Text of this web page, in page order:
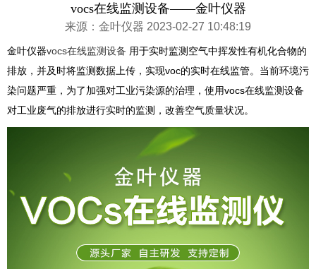
vocs在线监测设备——金叶仪器
来源：金叶仪器 2023-02-27 10:48:19
金叶仪器vocs在线监测设备 用于实时监测空气中挥发性有机化合物的
排放，并及时将监测数据上传，实现voc的实时在线监管。当前环境污
染问题严重，为了加强对工业污染源的治理，使用vocs在线监测设备
对工业废气的排放进行实时的监测，改善空气质量状况。